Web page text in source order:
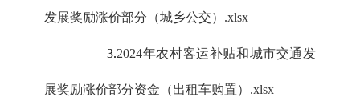
发展奖励涨价部分（城乡公交）.xlsx
3.2024年农村客运补贴和城市交通发
展奖励涨价部分资金（出租车购置）.xlsx